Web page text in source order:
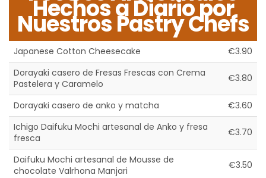
Hechos a Diario por
Nuestros Pastry Chefs
Japanese Cotton Cheesecake
€3.90
Dorayaki casero de Fresas Frescas con Crema
Pastelera y Caramelo
€3.80
Dorayaki casero de anko y matcha
€3.60
Ichigo Daifuku Mochi artesanal de Anko y fresa
fresca
€3.70
Daifuku Mochi artesanal de Mousse de
chocolate Valrhona Manjari
€3.50